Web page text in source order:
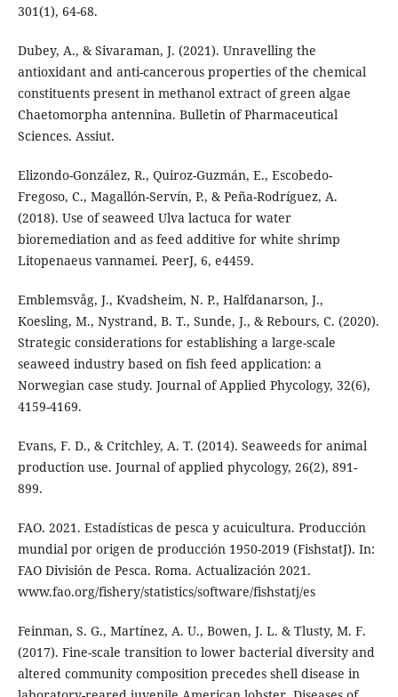
301(1), 64-68.
Dubey, A., & Sivaraman, J. (2021). Unravelling the
antioxidant and anti-cancerous properties of the chemical
constituents present in methanol extract of green algae
Chaetomorpha antennina. Bulletin of Pharmaceutical
Sciences. Assiut.
Elizondo-González, R., Quiroz-Guzmán, E., Escobedo-
Fregoso, C., Magallón-Servín, P., & Peña-Rodríguez, A.
(2018). Use of seaweed Ulva lactuca for water
bioremediation and as feed additive for white shrimp
Litopenaeus vannamei. PeerJ, 6, e4459.
Emblemsvåg, J., Kvadsheim, N. P., Halfdanarson, J.,
Koesling, M., Nystrand, B. T., Sunde, J., & Rebours, C. (2020).
Strategic considerations for establishing a large-scale
seaweed industry based on fish feed application: a
Norwegian case study. Journal of Applied Phycology, 32(6),
4159-4169.
Evans, F. D., & Critchley, A. T. (2014). Seaweeds for animal
production use. Journal of applied phycology, 26(2), 891-
899.
FAO. 2021. Estadísticas de pesca y acuicultura. Producción
mundial por origen de producción 1950-2019 (FishstatJ). In:
FAO División de Pesca. Roma. Actualización 2021.
www.fao.org/fishery/statistics/software/fishstatj/es
Feinman, S. G., Martínez, A. U., Bowen, J. L. & Tlusty, M. F.
(2017). Fine-scale transition to lower bacterial diversity and
altered community composition precedes shell disease in